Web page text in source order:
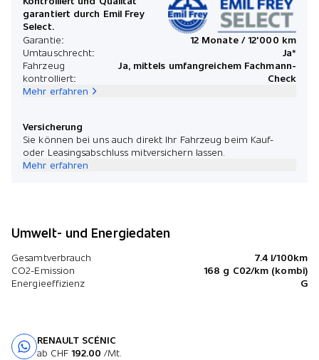
garantiert durch Emil Frey
Select.
Garantie:
12 Monate / 12'000 km
Umtauschrecht:
Ja*
Fahrzeug
kontrolliert:
Ja, mittels umfangreichem Fachmann-
Check
Mehr erfahren
Versicherung
Sie können bei uns auch direkt Ihr Fahrzeug beim Kauf-
oder Leasingsabschluss mitversichern lassen.
Mehr erfahren
Umwelt- und Energiedaten
Gesamtverbrauch
7.4 l/100km
CO2-Emission
168 g C02/km (kombi)
Energieeffizienz
G
RENAULT SCÉNIC
ab CHF 192.00 /Mt.